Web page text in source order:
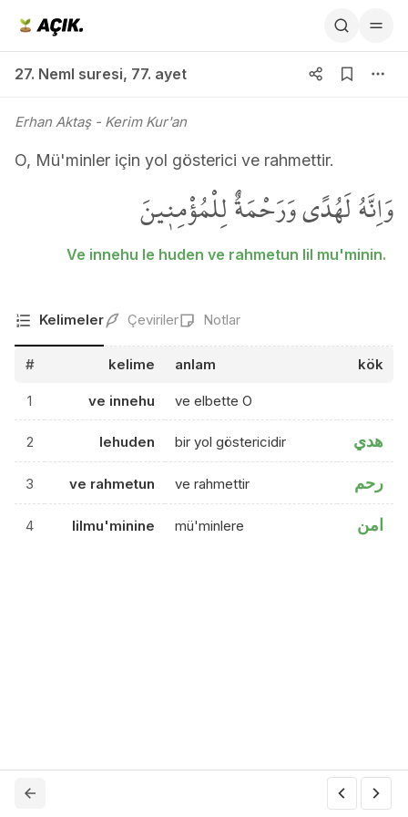
27. Neml suresi, 77. ayet
Erhan Aktaş- Kerim Kur'an
O, Mü'minler için yol gösterici ve rahmettir.
وَاِنَّهُ لَهُدًى وَرَحْمَةٌ لِلْمُؤْمِن۪ينَ
Ve innehu le huden ve rahmetun lil mu'minin.
Kelimeler Çeviriler Notlar
# kelime anlam kök
1 ve innehu ve elbette O
2 lehuden bir yol göstericidir هدي
3 ve rahmetun ve rahmettir رحم
4 lilmu'minine mü'minlere امن